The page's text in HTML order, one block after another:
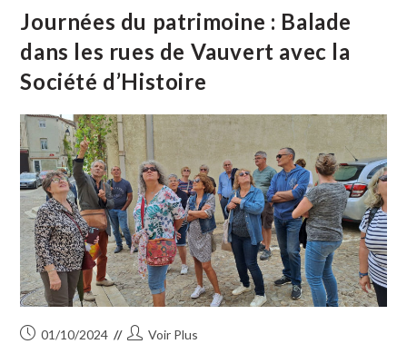
Des
Costières
À
La
Camargue
Gardoise
»
Sorti
Journées du patrimoine : Balade
dans les rues de Vauvert avec la
Société d’Histoire
Publication
01/10/2024
Auteur/autrice
Voir Plus